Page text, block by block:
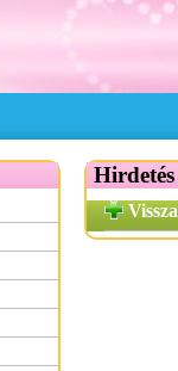
Hirdetés